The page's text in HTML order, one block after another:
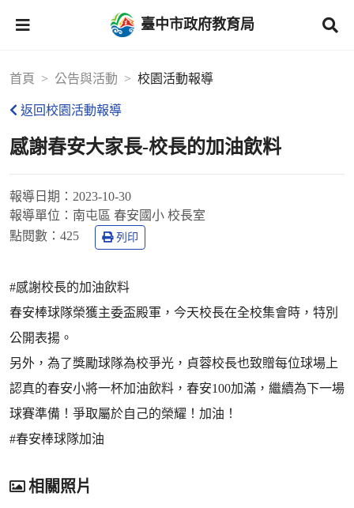
臺中市政府教育局
首頁 公告與活動 校園活動報導
返回校園活動報導
感謝春安大家長-校長的加油飲料
報導日期： 2023-10-30
報導單位： 南屯區 春安國小 校長室
點閱數： 425 列印
#感謝校長的加油飲料
春安棒球隊榮獲主委盃殿軍，今天校長在全校集會時，特別
公開表揚。
另外，為了獎勵球隊為校爭光，貞蓉校長也致贈每位球場上
認真的春安小將一杯加油飲料，春安100加滿，繼續為下一場
球賽準備！爭取屬於自己的榮耀！加油！
#春安棒球隊加油
相關照片